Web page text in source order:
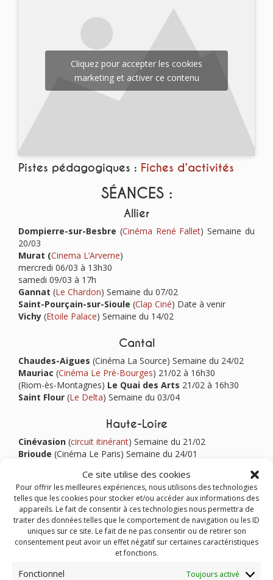
Ce site utilise des cookies
Pour offrir les meilleures expériences, nous utilisons des technologies
telles que les cookies pour stocker et/ou accéder aux informations des
appareils. Le fait de consentir à ces technologies nous permettra de
traiter des données telles que le comportement de navigation ou les ID
uniques sur ce site. Le fait de ne pas consentir ou de retirer son
consentement peut avoir un effet négatif sur certaines caractéristiques
et fonctions.
Fonctionnel Toujours activé
Cliquez pour accepter les cookies
marketing et activer ce contenu
Pistes pédagogiques : Fiches d’activités
SÉANCES :
Allier
Dompierre-sur-Besbre (Cinéma René Fallet) Semaine du
20/03
Murat (Cinema L’Arverne)
mercredi 06/03 à 13h30
samedi 09/03 à 17h
Gannat (Le Chardon) Semaine du 07/02
Saint-Pourçain-sur-Sioule (Clap Ciné) Date à venir
Vichy (Etoile Palace) Semaine du 14/02
Cantal
Chaudes-Aigues (Cinéma La Source) Semaine du 24/02
Mauriac (Cinéma Le Pré-Bourges) 21/02 à 16h30
(Riom-ès-Montagnes) Le Quai des Arts 21/02 à 16h30
Saint Flour (Le Delta) Semaine du 03/04
Haute-Loire
Cinévasion (circuit itinérant) Semaine du 21/02
Brioude (Cinéma Le Paris) Semaine du 24/01
Ciné Tence ) Semaine du 21/02
Saint-Didier-en-Velay, Blavozy, Saint-Julien-Chapteuil,
Saint-Maurice-de-Lignon( Cinévelay) Semaine du 10/01
Yssingeaux(Ciné La Grenette)Semaine du 14/02
Puy-de-Dôme
Le Rio) 10/01 à 15h30, 14/01 à 16h15
Issoire(Le Modern